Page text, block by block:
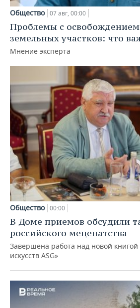
Общество 07 авг, 00:00
Проблемы с
земельных участков: что
Мнение эксперта
Общество 00:00
В Доме приемов обсудили
российского меценатства
Завершена работа над новой
искусств ASG»